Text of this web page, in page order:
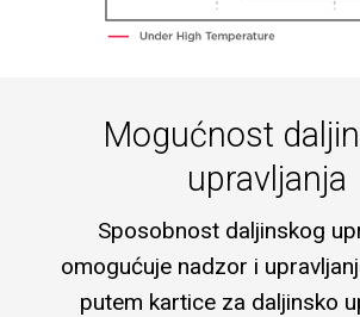
Mogućnost
upravljanja
Sposobnost daljinskog
omogućuje nadzor i
putem kartice za daljinsko